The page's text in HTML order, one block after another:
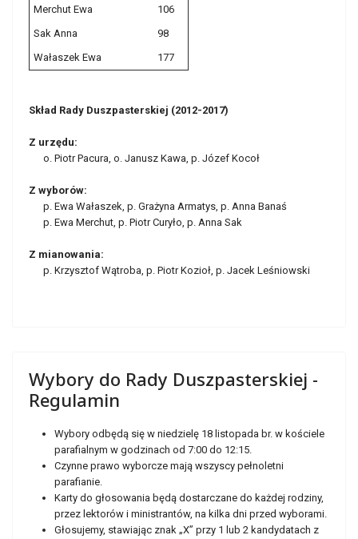
Merchut Ewa
106
Sak Anna
98
Wałaszek Ewa
177
Skład Rady Duszpasterskiej (2012-2017)
Z urzędu:
o. Piotr Pacura, o. Janusz Kawa, p. Józef Kocoł
Z wyborów:
p. Ewa Wałaszek, p. Grażyna Armatys, p. Anna Banaś
p. Ewa Merchut, p. Piotr Curyło, p. Anna Sak
Z mianowania:
p. Krzysztof Wątroba, p. Piotr Kozioł, p. Jacek Leśniowski
Wybory do Rady Duszpasterskiej -
Regulamin
Wybory odbędą się w niedzielę 18 listopada br. w kościele
parafialnym w godzinach od 7:00 do 12:15.
Czynne prawo wyborcze mają wszyscy pełnoletni
parafianie.
Karty do głosowania będą dostarczane do każdej rodziny,
przez lektorów i ministrantów, na kilka dni przed wyborami.
Głosujemy, stawiając znak „X” przy 1 lub 2 kandydatach z